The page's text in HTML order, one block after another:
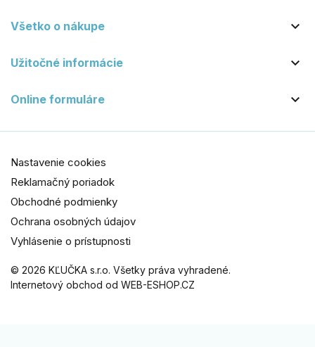
Všetko o nákupe 
Užitočné informácie 
Online formuláre 
© 2026 KĽUČKA s.r.o. Všetky práva vyhradené.
Internetový obchod od WEB-ESHOP.CZ
Nastavenie cookies
Reklamačný poriadok
Obchodné podmienky
Ochrana osobných údajov
Vyhlásenie o prístupnosti